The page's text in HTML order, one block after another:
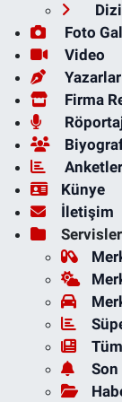
Foto
Video
Yazarlar
Firma
Anketler
Künye
İletişim
Servisler
Son